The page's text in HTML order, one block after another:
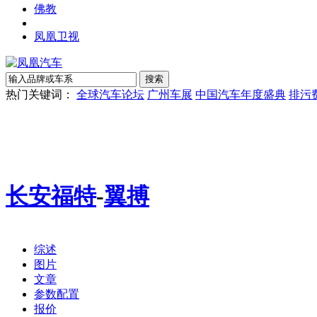
佛教
凤凰卫视
热门关键词： 全球汽车论坛 广州车展 中国汽车年度盛典 排污
长安福特-翼搏
综述
图片
文章
参数配置
报价